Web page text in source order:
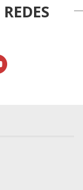
REDES